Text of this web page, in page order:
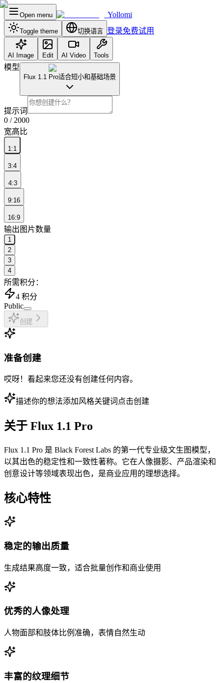
Open menu Yollomi
Toggle theme 切换语言 登录免费试用
AI Image Edit AI Video Tools
模型
Flux 1.1 Pro适合短小和基础场景
提示词
0 / 2000
宽高比
1:1
3:4
4:3
9:16
16:9
输出图片数量
1
2
3
4
所需积分：
4 积分
Public
创建
准备创建
哎呀！看起来您还没有创建任何内容。
描述你的想法添加风格关键词 点击创建
关于 Flux 1.1 Pro
Flux 1.1 Pro 是 Black Forest Labs 的第一代专业级文生图模型，
以其出色的稳定性和一致性著称。它在人像摄影、产品渲染和
创意设计等领域表现出色，是商业应用的理想选择。
核心特性
稳定的输出质量
生成结果高度一致，适合批量创作和商业使用
优秀的人像处理
人物面部和肢体比例准确，表情自然生动
丰富的纹理细节